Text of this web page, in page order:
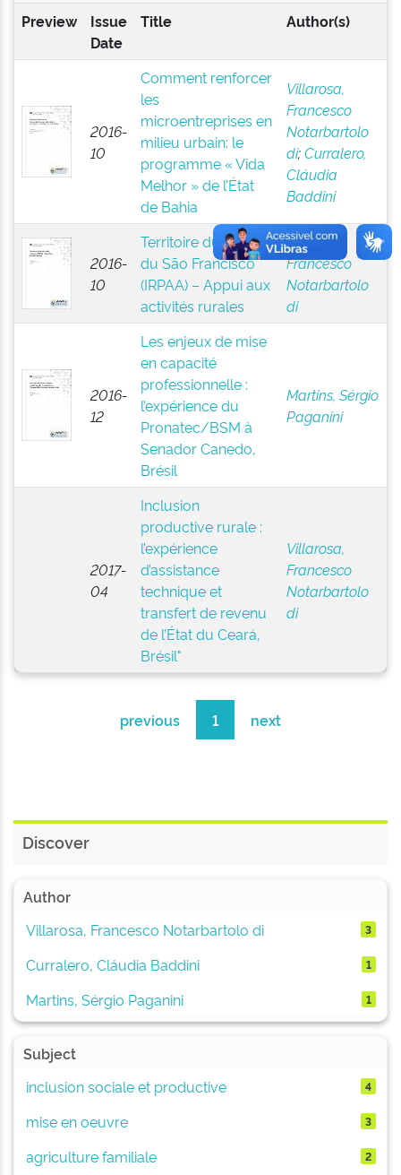
Preview
Issue
Date
Title Author(s)
2016-
10
Comment renforcer
les
microentreprises en
milieu urbain: le
programme « Vida
Melhor » de l’État
de Bahia
Villarosa,
Francesco
Notarbartolo
di;Curralero,
Cláudia
Baddini
2016-
10
Territoire du Sertão
du São Francisco
(IRPAA) – Appui aux
activités rurales
Villarosa,
Francesco
Notarbartolo
di
2016-
12
Les enjeux de mise
en capacité
professionnelle :
l’expérience du
Pronatec/BSM à
Senador Canedo,
Brésil
Martins, Sérgio
Paganini
2017-
04
Inclusion
productive rurale :
l’expérience
d’assistance
technique et
transfert de revenu
de l’État du Ceará,
Brésil"
Villarosa,
Francesco
Notarbartolo
di
previous 1 next
Discover
Author
Villarosa, Francesco Notarbartolo di
3
Curralero, Cláudia Baddini 1
Martins, Sérgio Paganini 1
Subject
inclusion sociale et productive
4
mise en oeuvre 3
agriculture familiale 2